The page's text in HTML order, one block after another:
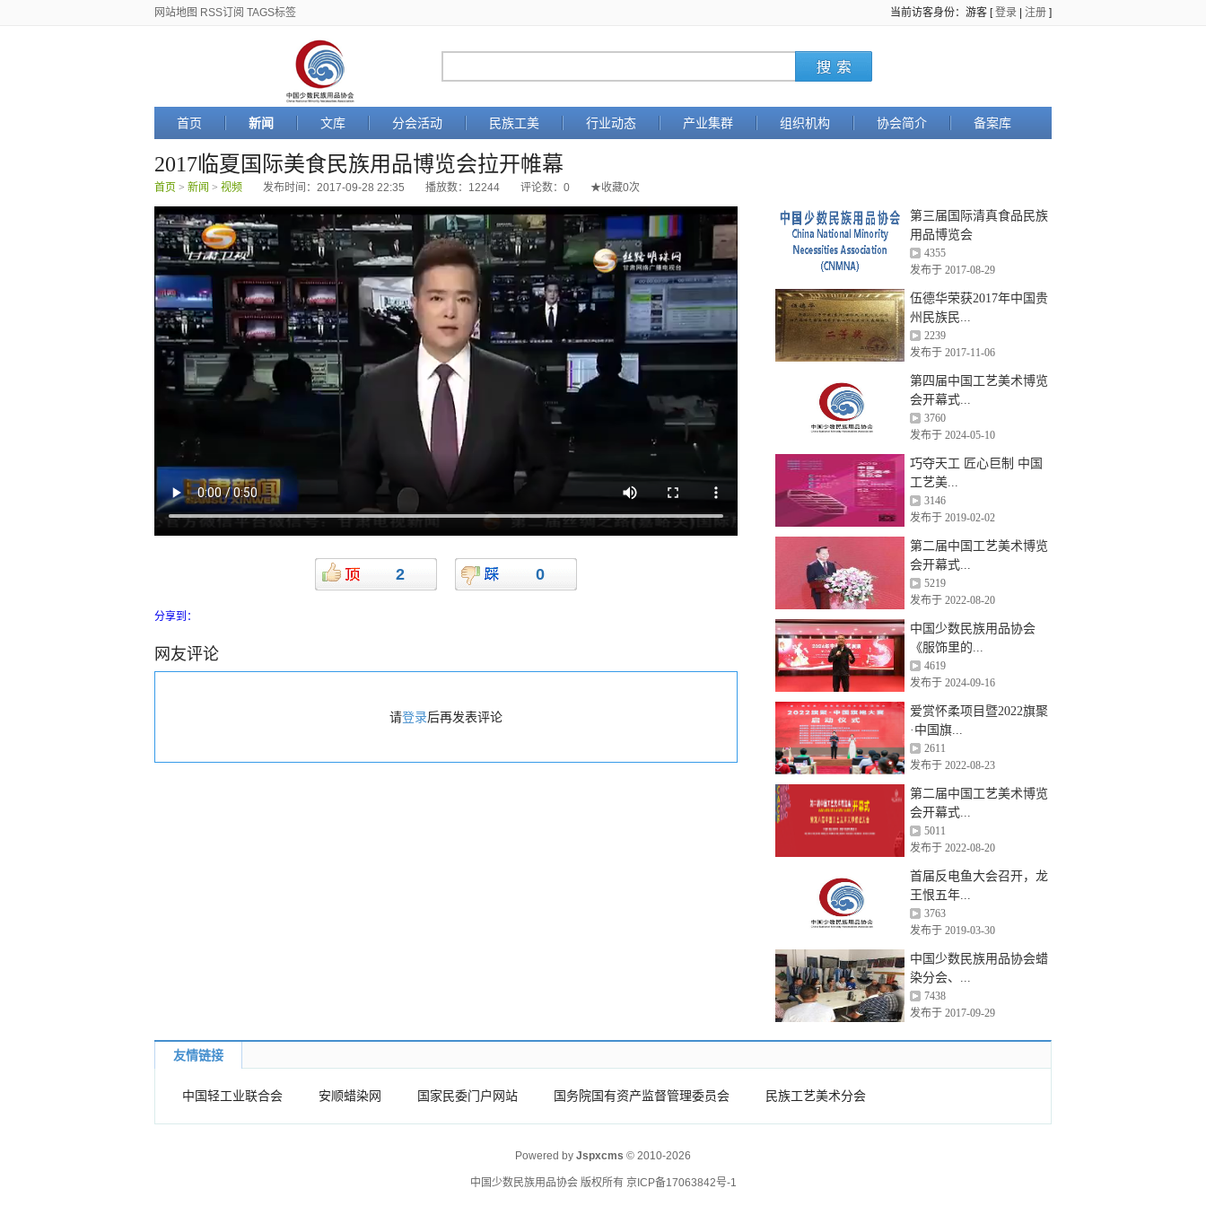
网站地图 RSS订阅 TAGS标签 当前访客身份：游客 [登录 注册 ]
首页 新闻 文库 分会活动 民族工美 行业动态 产业集群 组织机构 协会简介 备案库
2017临夏国际美食民族用品博览会拉开帷幕
首页 > 新闻 > 视频 发布时间：2017-09-28 22:35 播放数： 12244 评论数： 0 ★收藏0次
2 0
分享到：
网友评论
请登录后再发表评论
第三届国际清真食品民族
用品博览会
4355
发布于 2017-08-29
伍德华荣获2017年中国贵
州民族民...
2239
发布于 2017-11-06
第四届中国工艺美术博览
会开幕式...
3760
发布于 2024-05-10
巧夺天工 匠心巨制 中国
工艺美...
3146
发布于 2019-02-02
第二届中国工艺美术博览
会开幕式...
5219
发布于 2022-08-20
中国少数民族用品协会
《服饰里的...
4619
发布于 2024-09-16
爱赏怀柔项目暨2022旗聚
·中国旗...
2611
发布于 2022-08-23
第二届中国工艺美术博览
会开幕式...
5011
发布于 2022-08-20
首届反电鱼大会召开，龙
王恨五年...
3763
发布于 2019-03-30
中国少数民族用品协会蜡
染分会、...
7438
发布于 2017-09-29
友情链接
中国轻工业联合会 安顺蜡染网 国家民委门户网站 国务院国有资产监督管理委员会 民族工艺美术分会
Powered by Jspxcms © 2010-2026
中国少数民族用品协会 版权所有 京ICP备17063842号-1